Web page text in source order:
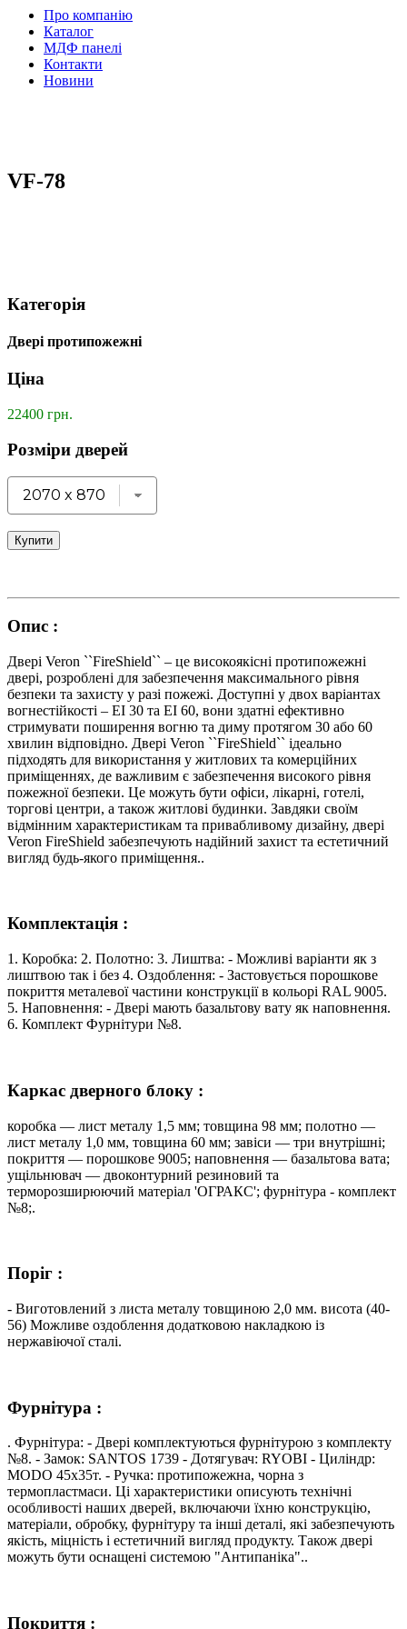
Про компанію
Каталог
МДФ панелі
Контакти
Новини
VF-78
Категорія
Двері протипожежні
Ціна
22400 грн.
Розміри дверей
Купити
Опис :
Двері Veron ``FireShield`` – це високоякісні протипожежні
двері, розроблені для забезпечення максимального рівня
безпеки та захисту у разі пожежі. Доступні у двох варіантах
вогнестійкості – EI 30 та EI 60, вони здатні ефективно
стримувати поширення вогню та диму протягом 30 або 60
хвилин відповідно. Двері Veron ``FireShield`` ідеально
підходять для використання у житлових та комерційних
приміщеннях, де важливим є забезпечення високого рівня
пожежної безпеки. Це можуть бути офіси, лікарні, готелі,
торгові центри, а також житлові будинки. Завдяки своїм
відмінним характеристикам та привабливому дизайну, двері
Veron FireShield забезпечують надійний захист та естетичний
вигляд будь-якого приміщення..
Комплектація :
1. Коробка: 2. Полотно: 3. Лиштва: - Можливі варіанти як з
лиштвою так і без 4. Оздоблення: - Застовується порошкове
покриття металевої частини конструкції в кольорі RAL 9005.
5. Наповнення: - Двері мають базальтову вату як наповнення.
6. Комплект Фурнітури №8.
Каркас дверного блоку :
коробка — лист металу 1,5 мм; товщина 98 мм; полотно —
лист металу 1,0 мм, товщина 60 мм; завіси — три внутрішні;
покриття — порошкове 9005; наповнення — базальтова вата;
ущільнювач — двоконтурний резиновий та
терморозширюючий матеріал 'ОГРАКС'; фурнітура - комплект
№8;.
Поріг :
- Виготовлений з листа металу товщиною 2,0 мм. висота (40-
56) Можливе оздоблення додатковою накладкою із
нержавіючої сталі.
Фурнітура :
. Фурнітура: - Двері комплектуються фурнітурою з комплекту
№8. - Замок: SANTOS 1739 - Дотягувач: RYOBI - Циліндр:
MODO 45х35т. - Ручка: протипожежна, чорна з
термопластмаси. Ці характеристики описують технічні
особливості наших дверей, включаючи їхню конструкцію,
матеріали, обробку, фурнітуру та інші деталі, які забезпечують
якість, міцність і естетичний вигляд продукту. Також двері
можуть бути оснащені системою "Антипаніка"..
Покриття :